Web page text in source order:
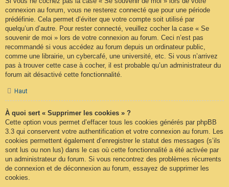
connexion au forum, vous ne resterez connecté que pour une période
prédéfinie. Cela permet d’éviter que votre compte soit utilisé par
quelqu’un d’autre. Pour rester connecté, veuillez cocher la case « Se
souvenir de moi » lors de votre connexion au forum. Ceci n’est pas
recommandé si vous accédez au forum depuis un ordinateur public,
comme une librairie, un cybercafé, une université, etc. Si vous n’arrivez
pas à trouver cette case à cocher, il est probable qu’un administrateur du
forum ait désactivé cette fonctionnalité.
Haut
À quoi sert « Supprimer les cookies » ?
Cette option vous permet d’effacer tous les cookies générés par phpBB
3.3 qui conservent votre authentification et votre connexion au forum. Les
cookies permettent également d’enregistrer le statut des messages (s’ils
sont lus ou non lus) dans le cas où cette fonctionnalité a été activée par
un administrateur du forum. Si vous rencontrez des problèmes récurrents
de connexion et de déconnexion au forum, essayez de supprimer les
cookies.